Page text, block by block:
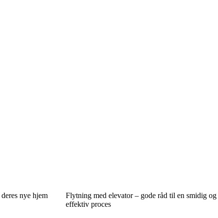
nye hjem
Flytning med elevator – gode råd til en smidig og
effektiv proces